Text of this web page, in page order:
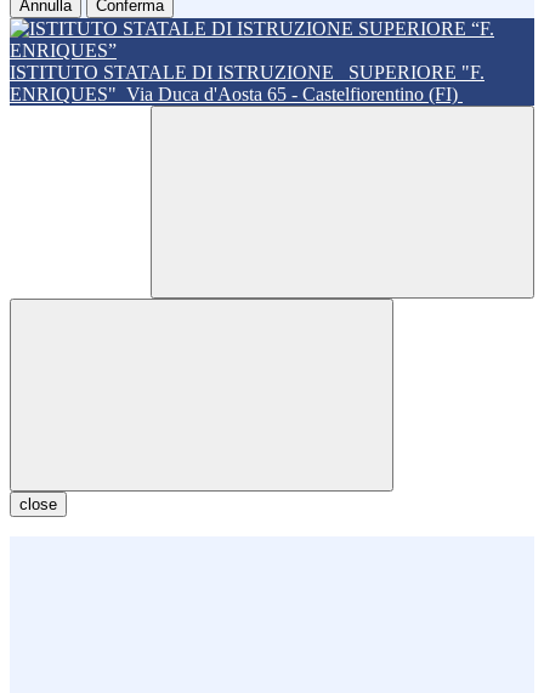
Annulla Conferma
ISTITUTO STATALE DI ISTRUZIONE
SUPERIORE "F.
ENRIQUES" Via Duca d'Aosta 65 - Castelfiorentino (FI)
close